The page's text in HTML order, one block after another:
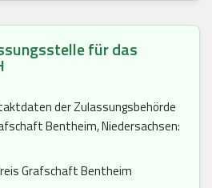
für das
der Zulassungsbehörde
Bentheim, Niedersachsen:
Grafschaft Bentheim